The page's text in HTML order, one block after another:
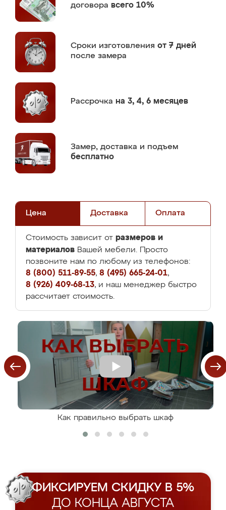
договора всего 10%
Сроки изготовления от 7 дней
после замера
Рассрочка на 3, 4, 6 месяцев
Замер, доставка и подъем
бесплатно
Цена Доставка Оплата
Стоимость зависит от размеров и
материалов Вашей мебели. Просто
позвоните нам по любому из телефонов:
8 (800) 511-89-55, 8 (495) 665-24-01,
8 (926) 409-68-13, и наш менеджер быстро
рассчитает стоимость.
Как правильно выбрать шкаф
ФИКСИРУЕМ СКИДКУ В 5%
ДО КОНЦА АВГУСТА